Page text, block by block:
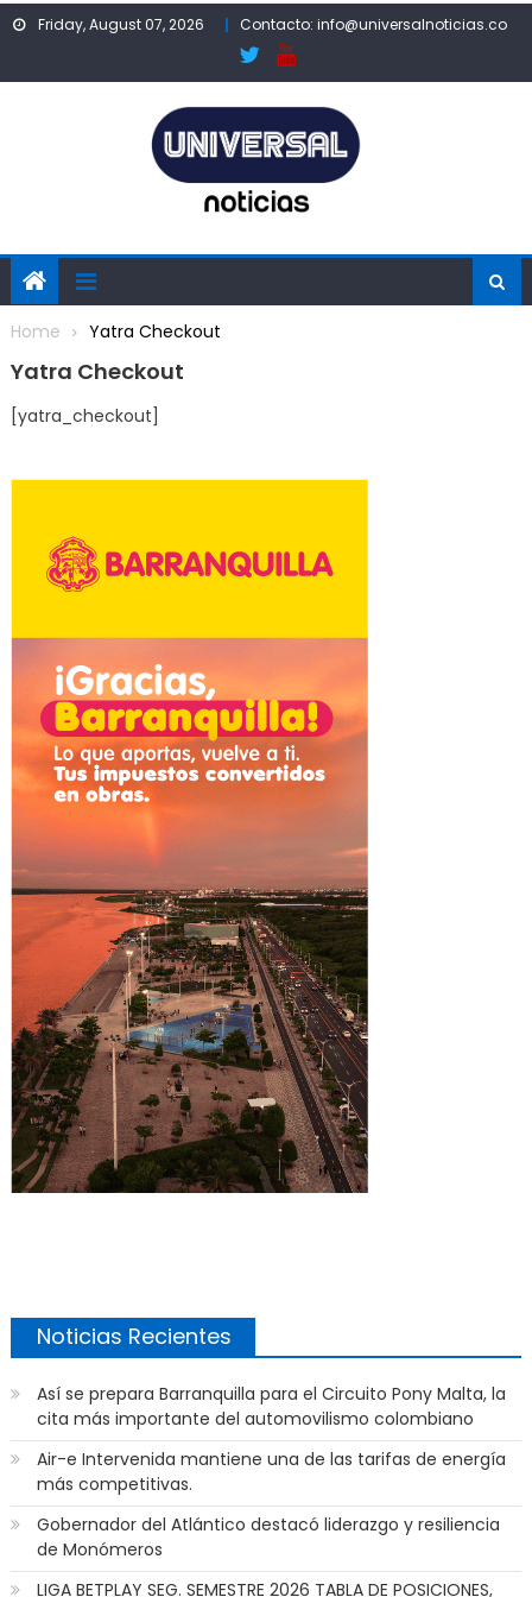
Skip
Friday, August 07, 2026 Contacto: info@universalnoticias.co
Home Yatra Checkout
Yatra Checkout
[yatra_checkout]
Noticias Recientes
Así se prepara Barranquilla para el Circuito Pony Malta, la
cita más importante del automovilismo colombiano
Air-e Intervenida mantiene una de las tarifas de energía
más competitivas.
Gobernador del Atlántico destacó liderazgo y resiliencia
de Monómeros
LIGA BETPLAY SEG. SEMESTRE 2026 TABLA DE POSICIONES,